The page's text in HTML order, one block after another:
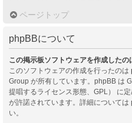
ページトップ
phpBBについて
この掲示板ソフトウェアを作成したの
このソフトウェアの作成を行ったのは
Group が所有しています。phpBB は
提唱するライセンス形態、GPL） に
が許諾されています。詳細について
い。